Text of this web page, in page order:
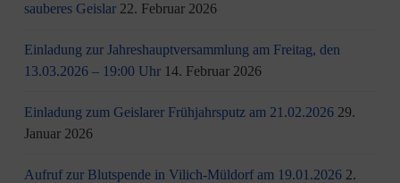
sauberes Geislar 22. Februar 2026
Einladung zur Jahreshauptversammlung am Freitag, den
13.03.2026 – 19:00 Uhr 14. Februar 2026
Einladung zum Geislarer Frühjahrsputz am 21.02.2026 29.
Januar 2026
Aufruf zur Blutspende in Vilich-Müldorf am 19.01.2026 2.